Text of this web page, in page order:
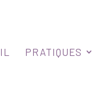
PRATIQUES